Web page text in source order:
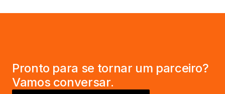
Pronto para se tornar um parceiro?
Vamos conversar.